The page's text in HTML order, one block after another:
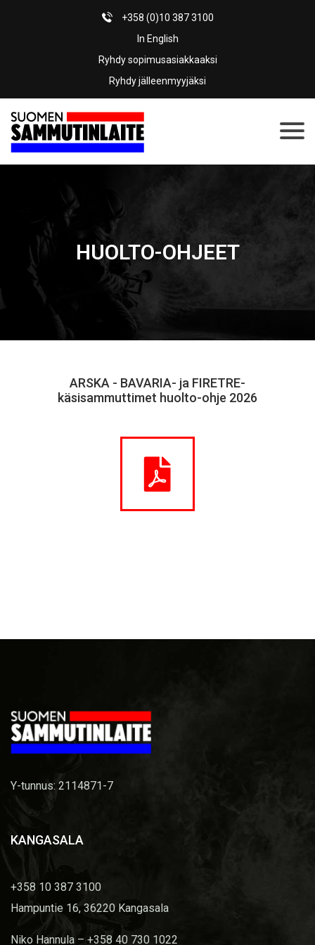
+358 (0)10 387 3100
In English
Ryhdy sopimusasiakkaaksi
Ryhdy jälleenmyyjäksi
HUOLTO-OHJEET
ARSKA - BAVARIA- ja FIRETRE-
käsisammuttimet huolto-ohje 2026
Y-tunnus: 2114871-7
KANGASALA
+358 10 387 3100
Hampuntie 16, 36220 Kangasala
Niko Hannula – +358 40 730 1022